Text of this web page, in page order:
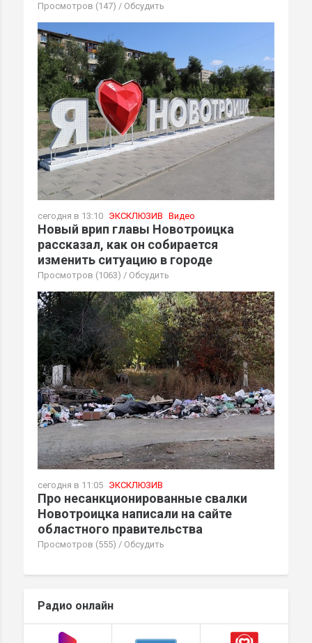
Просмотров (147) / Обсудить
сегодня в 13:10 ЭКСКЛЮЗИВ Видео
Новый врип главы Новотроицка
рассказал, как он собирается
изменить ситуацию в городе
Просмотров (1063) / Обсудить
сегодня в 11:05 ЭКСКЛЮЗИВ
Про несанкционированные свалки
Новотроицка написали на сайте
областного правительства
Просмотров (555) / Обсудить
Радио онлайн